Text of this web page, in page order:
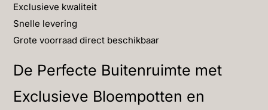
Exclusieve kwaliteit
Snelle levering
Grote voorraad direct beschikbaar
De Perfecte Buitenruimte met
Exclusieve Bloempotten en